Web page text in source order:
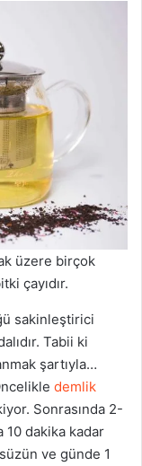
üzere birçok
çayıdır.
sakinleştirici
Tabii ki
şartıyla…
demlik
Sonrasında 2-
10 dakika kadar
ve günde 1